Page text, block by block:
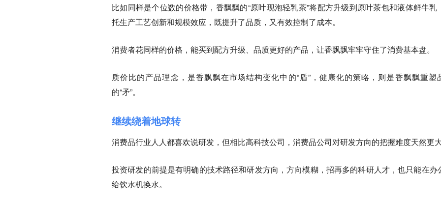
比如同样是个位数的价格带，香飘飘的“原叶现泡轻乳茶”将配方升级到原叶茶包和液体鲜牛乳
托生产工艺创新和规模效应，既提升了品质，又有效控制了成本。
消费者花同样的价格，能买到配方升级、品质更好的产品，让香飘飘牢牢守住了消费基本盘。
质价比的产品理念，是香飘飘在市场结构变化中的“盾”，健康化的策略，则是香飘飘重塑
的“矛”。
继续绕着地球转
消费品行业人人都喜欢说研发，但相比高科技公司，消费品公司对研发方向的把握难度天然更大
投资研发的前提是有明确的技术路径和研发方向，方向模糊，招再多的科研人才，也只能在办
给饮水机换水。